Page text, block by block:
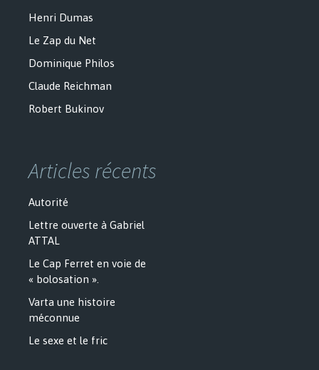
Henri Dumas
Le Zap du Net
Dominique Philos
Claude Reichman
Robert Bukinov
Articles récents
Autorité
Lettre ouverte à Gabriel
ATTAL
Le Cap Ferret en voie de
« bolosation ».
Varta une histoire
méconnue
Le sexe et le fric